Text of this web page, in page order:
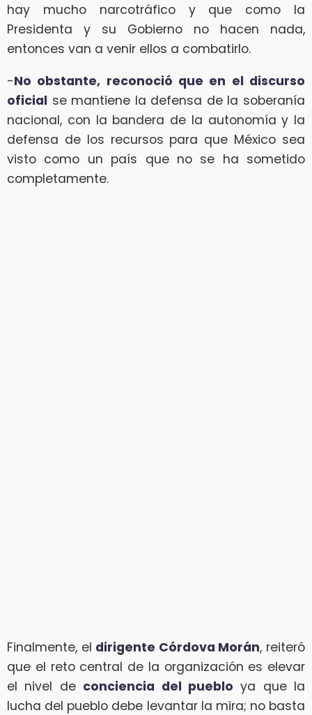
hay mucho narcotráfico y que como la
Presidenta y su Gobierno no hacen nada,
entonces van a venir ellos a combatirlo.
-No obstante, reconoció que en el discurso
oficial se mantiene la defensa de la soberanía
nacional, con la bandera de la autonomía y la
defensa de los recursos para que México sea
visto como un país que no se ha sometido
completamente.
Finalmente, el dirigente Córdova Morán, reiteró
que el reto central de la organización es elevar
el nivel de conciencia del pueblo ya que la
lucha del pueblo debe levantar la mira; no basta